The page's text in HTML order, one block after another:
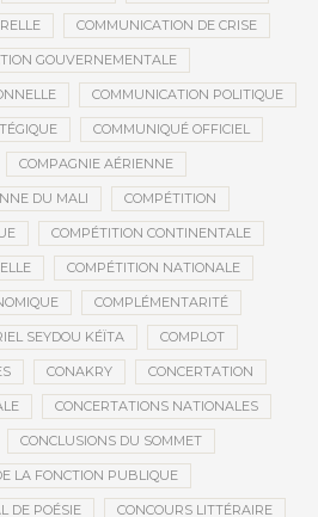
COMMUNICATION DE CRISE
GOUVERNEMENTALE
COMMUNICATION POLITIQUE
COMMUNIQUÉ OFFICIEL
COMPAGNIE AÉRIENNE
DU MALI COMPÉTITION
COMPÉTITION CONTINENTALE
COMPÉTITION NATIONALE
COMPLÉMENTARITÉ
SEYDOU KÉÏTA COMPLOT
CONAKRY CONCERTATION
CONCERTATIONS NATIONALES
CONCLUSIONS DU SOMMET
LA FONCTION PUBLIQUE
DE POÉSIE CONCOURS LITTÉRAIRE